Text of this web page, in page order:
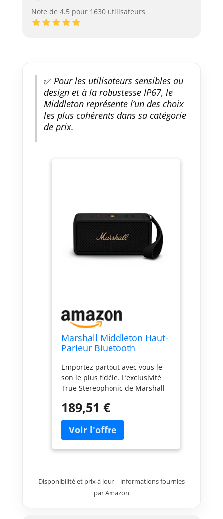
Note de 4.5 pour 1630 utilisateurs
✅Pour les utilisateurs sensibles au
design et à la robustesse IP67, le
Middleton représente l’un des choix
les plus cohérents dans sa catégorie
de prix.
Marshall Middleton Haut-
Parleur Bluetooth
Heures de Lecture
Portable - Étanche IP67 -
Noir & Laiton
Emportez partout avec vous le
son le plus fidèle. L’exclusivité
True Stereophonic de Marshall
multidirectionnel comme vous
ne l’avez jamais entendu pour
une expérience immersive
totale où que vous vous
trouviez. Grâce à son design
la boue d’un festival que sur
votre étagère. Avec Middleton,
189,51 €
Disponibilité et prix à jour – informations fournies
par Amazon